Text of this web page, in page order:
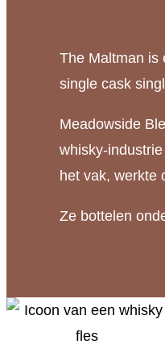
The Maltman is
single cask
Meadowside
whisky-
het vak, werkte
Ze bottelen